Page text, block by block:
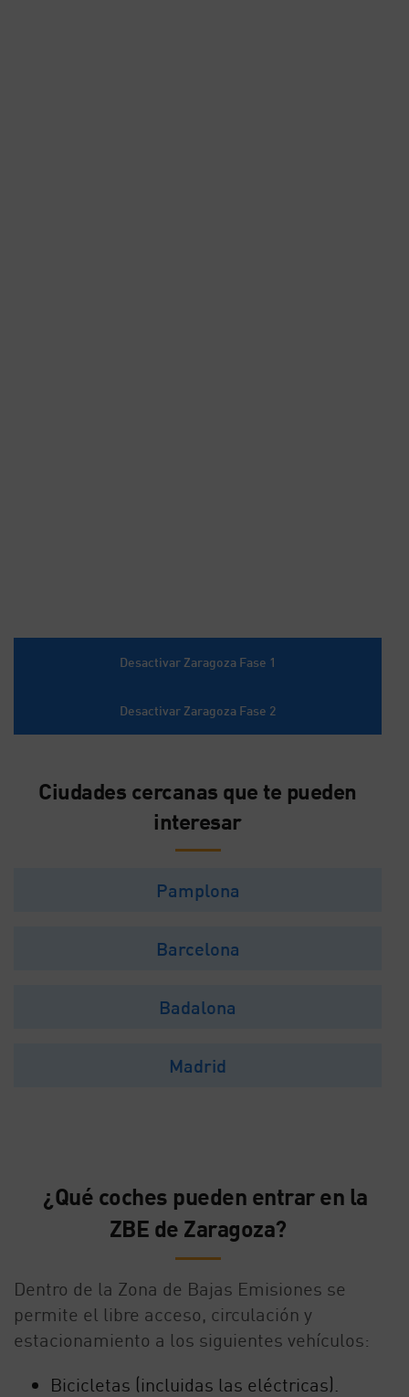
Desactivar Zaragoza Fase 1
Desactivar Zaragoza Fase 2
Ciudades cercanas que te pueden
interesar
Pamplona
Barcelona
Badalona
Madrid
¿Qué coches pueden entrar en la
ZBE de Zaragoza?
Dentro de la Zona de Bajas Emisiones se
permite el libre acceso, circulación y
estacionamiento a los siguientes vehículos:
Bicicletas (incluidas las eléctricas).